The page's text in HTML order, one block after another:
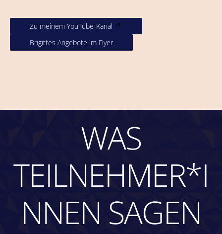
Zu meinem YouTube-Kanal
Brigittes Angebote im Flyer
WAS
TEILNEHMER*I
NNEN SAGEN